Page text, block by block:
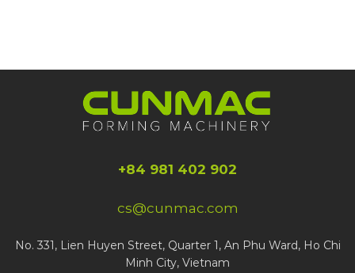
+84 981 402 902
cs@cunmac.com
No. 331, Lien Huyen Street, Quarter 1, An Phu Ward, Ho Chi
Minh City, Vietnam